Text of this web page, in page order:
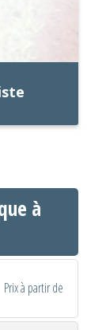
à
Prix à partir de